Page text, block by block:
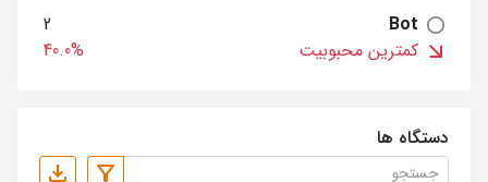
Bot
2
کمترین محبوبیت
40.0%
دستگاه ها